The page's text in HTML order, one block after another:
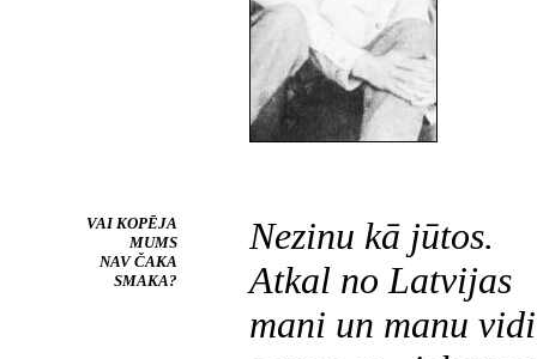
VAI KOPĒJA
MUMS
NAV ČAKA
SMAKA?
Nezinu kā jūtos.
Atkal no Latvijas
mani un manu vidi